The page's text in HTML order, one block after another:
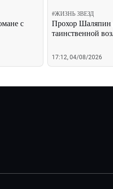
с
#ЖИЗНЬ ЗВЕЗД
Прохор Шаляпин
таинственной
17:12, 04/08/2026